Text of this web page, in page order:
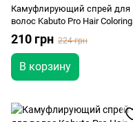
Камуфлирующий спрей для
волос Kabuto Pro Hair Coloring
Mech Spray Red 150 ml
210 грн 224 грн
В корзину